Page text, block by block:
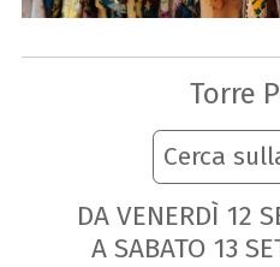
Torre
Cerca
DA VENERDÌ 12
A SABATO 13